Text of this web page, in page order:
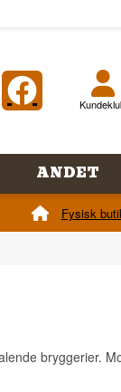
ANDET
Fysisk
bryggerier.